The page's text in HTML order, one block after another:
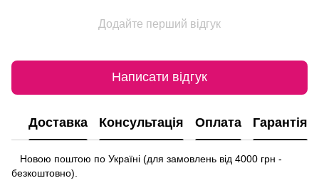
Додайте перший відгук
Написати відгук
Доставка Консультація Оплата Гарантія
Новою поштою по Україні (для замовлень від 4000 грн -
безкоштовно).